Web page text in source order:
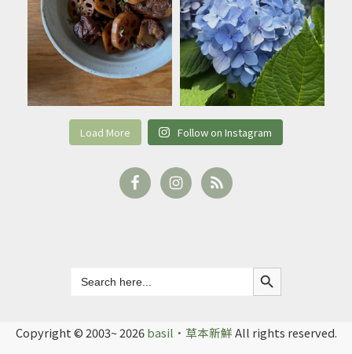
Load More Follow on Instagram
for:
Search Button
Copyright © 2003~ 2026basil‧草本新鮮All rights reserved.